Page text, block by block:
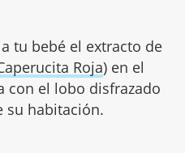
tu bebé el extracto de
Roja) en el
con el lobo disfrazado
su habitación.